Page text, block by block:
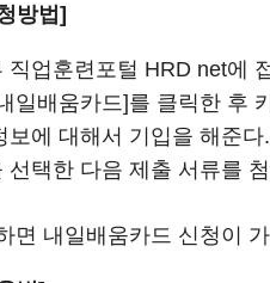
방법]
직업훈련포털 HRD net에
일배움카드]를 클릭한 후
보에 대해서 기입을 해준다.
선택한 다음 제출 서류를
면 내일배움카드 신청이